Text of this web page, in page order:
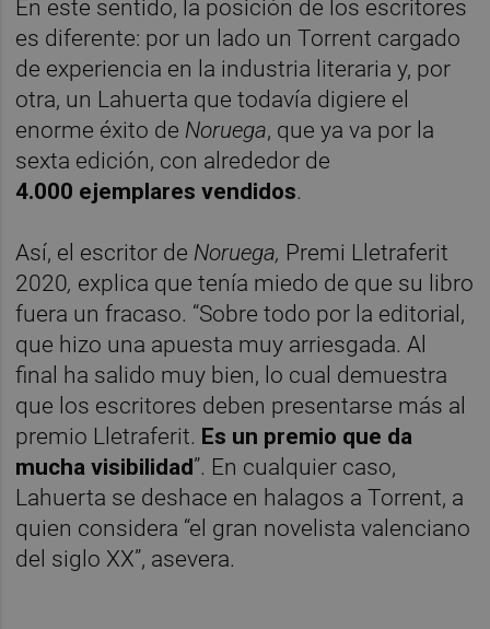
En este sentido, la posición de los escritores
es diferente: por un lado un Torrent cargado
de experiencia en la industria literaria y, por
otra, un Lahuerta que todavía digiere el
enorme éxito de Noruega, que ya va por la
sexta edición, con alrededor de
4.000 ejemplares vendidos.
Así, el escritor de Noruega, Premi Lletraferit
2020, explica que tenía miedo de que su libro
fuera un fracaso. “Sobre todo por la editorial,
que hizo una apuesta muy arriesgada. Al
final ha salido muy bien, lo cual demuestra
que los escritores deben presentarse más al
premio Lletraferit. Es un premio que da
mucha visibilidad”. En cualquier caso,
Lahuerta se deshace en halagos a Torrent, a
quien considera “el gran novelista valenciano
del siglo XX”, asevera.